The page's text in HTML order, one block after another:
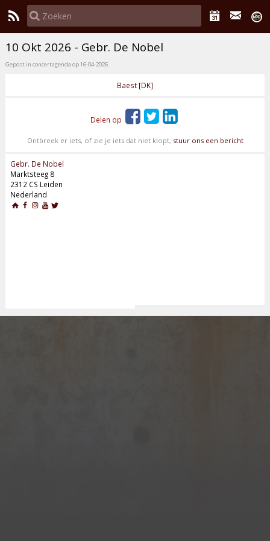
10 Okt 2026 - Gebr. De Nobel
Gepost in concertagenda op 16-04-2026
Baest [DK]
Delen op
Ontbreek er iets, of zie je iets dat niet klopt, stuur ons een bericht
Gebr. De Nobel
Marktsteeg 8
2312 CS Leiden
Nederland